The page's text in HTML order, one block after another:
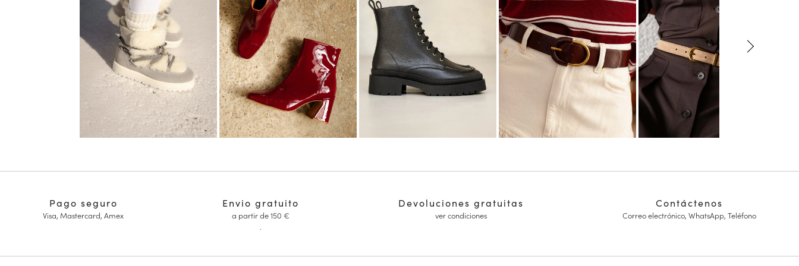
Envio gratuito
a partir de 150 €
.
Devoluciones gratuitas
ver condiciones
Pago seguro
Visa, Mastercard, Amex
Contáctenos
Correo electrónico, WhatsApp, Teléfono